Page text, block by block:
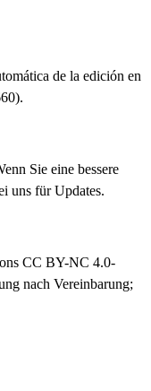
de la edición en
Sie eine bessere
uns für Updates.
CC BY-NC 4.0-
nach Vereinbarung;